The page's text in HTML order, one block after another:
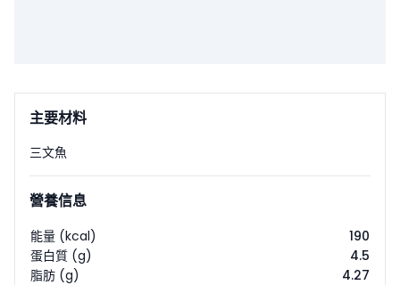
主要材料
三文魚
營養信息
能量 (kcal)
190
蛋白質 (g)
4.5
脂肪 (g)
4.27